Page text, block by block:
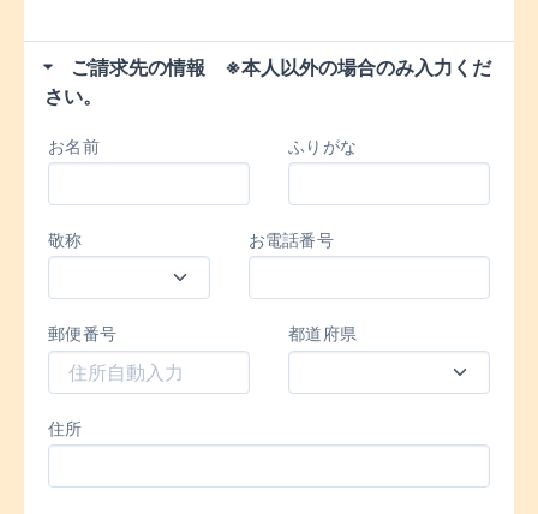
ご請求先の情報 ※本人以外の場合のみ入力くだ
さい。
お名前 ふりがな
敬称 お電話番号
郵便番号 都道府県
住所